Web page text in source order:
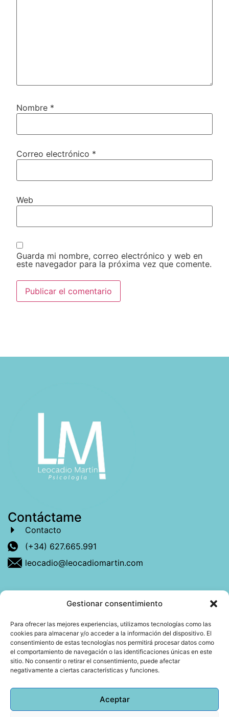
Gestionar consentimiento
Para ofrecer las mejores experiencias, utilizamos tecnologías como las
cookies para almacenar y/o acceder a la información del dispositivo. El
consentimiento de estas tecnologías nos permitirá procesar datos como
el comportamiento de navegación o las identificaciones únicas en este
sitio. No consentir o retirar el consentimiento, puede afectar
negativamente a ciertas características y funciones.
Aceptar
Nombre *
Correo electrónico *
Web
Guarda mi nombre, correo electrónico y web en
este navegador para la próxima vez que comente.
Contáctame
Contacto
(+34) 627.665.991
leocadio@leocadiomartin.com
Descubre más sobre mí
Mi libro: La felicidad: qué ayuda y qué no.
Blog: Reflexiones que conectan
Agendar cita